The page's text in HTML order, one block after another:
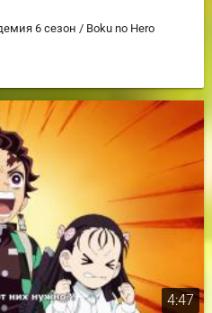
6 сезон / Boku no Hero
4:47